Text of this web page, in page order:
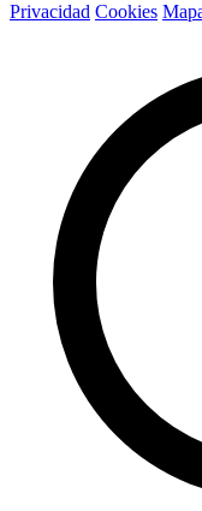
Privacidad Cookies